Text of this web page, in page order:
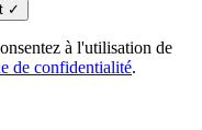
✓
à l'utilisation de
de confidentialité.